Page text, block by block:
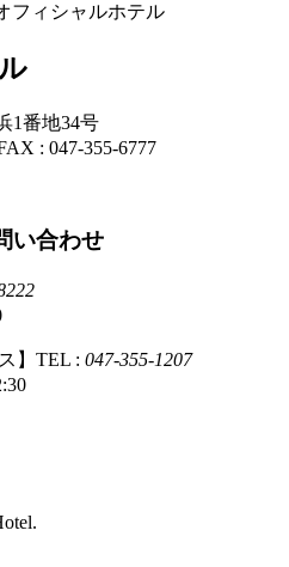
フィシャルホテル
1番地34号
: 047-355-6777
い合わせ
】TEL : 047-355-1207